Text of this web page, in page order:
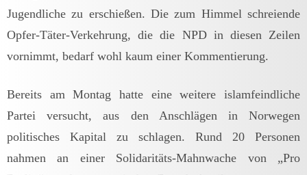
Jugendliche zu erschießen. Die zum Himmel schreiende
Opfer-Täter-Verkehrung, die die NPD in diesen Zeilen
vornimmt, bedarf wohl kaum einer Kommentierung.
Bereits am Montag hatte eine weitere islamfeindliche
Partei versucht, aus den Anschlägen in Norwegen
politisches Kapital zu schlagen. Rund 20 Personen
nahmen an einer Solidaritäts-Mahnwache von „Pro